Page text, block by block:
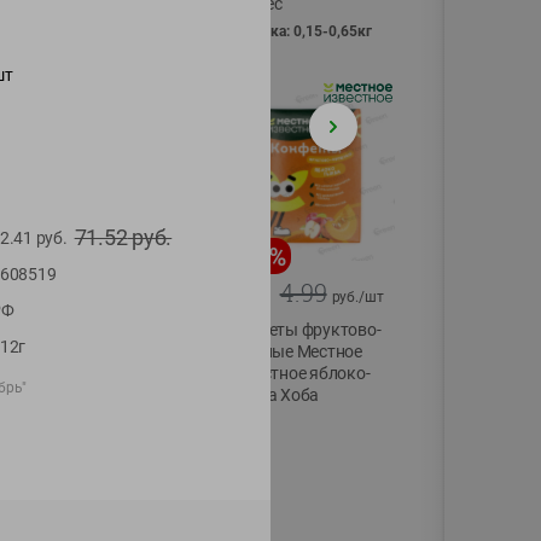
фасовка: 0,15-0,65кг
13
копченые
Местное известное
%
4.99 руб./шт
Конфеты фруктово-
ягодные Местное
известное яблоко-
тыква Хоба
руб. 71.52руб.